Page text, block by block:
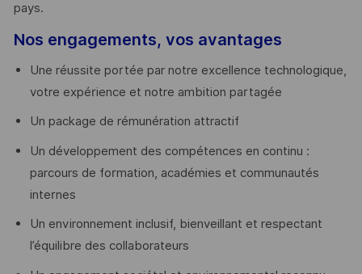
pays. ​
Nos engagements, vos avantages
Une réussite portée par notre excellence technologique,
votre expérience et notre ambition partagée
Un package de rémunération attractif
Un développement des compétences en continu :
parcours de formation, académies et communautés
internes
Un environnement inclusif, bienveillant et respectant
l’équilibre des collaborateurs